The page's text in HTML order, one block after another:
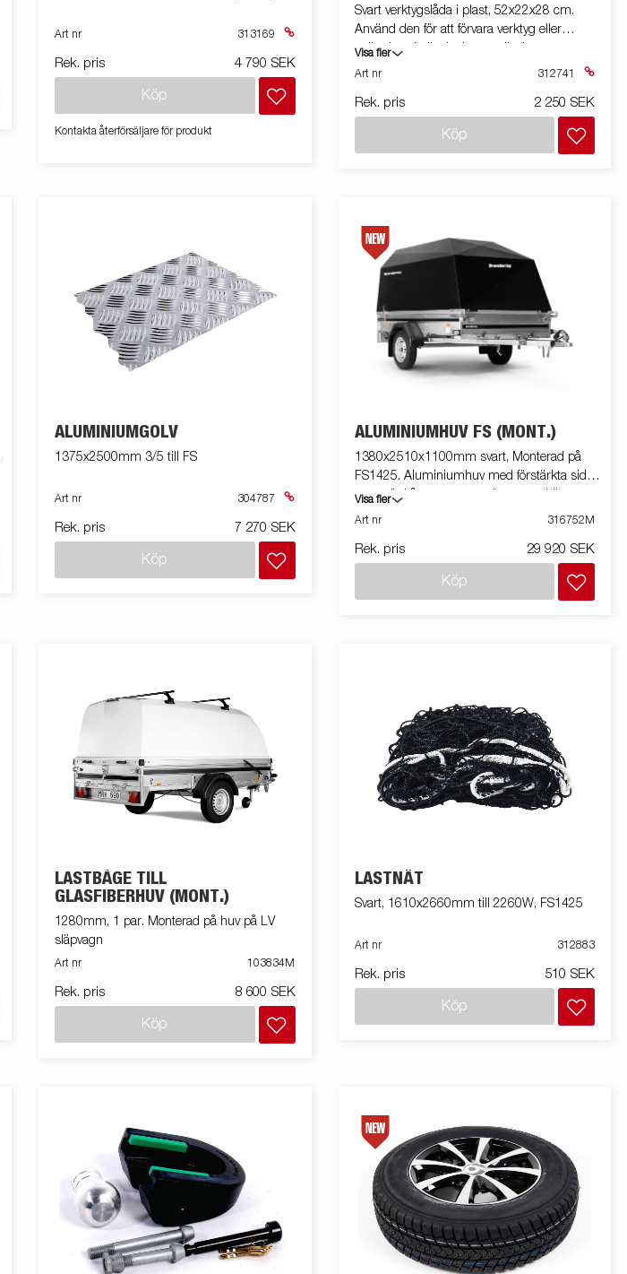
Art nr 313169
Rek. pris 4 790 SEK
Köp
Kontakta återförsäljare för produkt
Svart verktygslåda i plast, 52x22x28 cm.
Använd den för att förvara verktyg eller
spännband när det inte används.
Verktygslådan är utrustad med ett lås inkl.
monteringssats. Båt/Snö/universal modell
Visa fler
Art nr
312741
Rek. pris 2 250 SEK
Köp
ALUMINIUMGOLV
1375x2500mm 3/5 till FS
Art nr 304787
Rek. pris 7 270 SEK
Köp
ALUMINIUMHUV FS (MONT.)
1380x2510x1100mm svart, Monterad på
FS1425. Aluminiumhuv med förstärkta sidor
som gör kåpan tystare och mer stabil.
Visa fler
Art nr
316752M
Rek. pris 29 920 SEK
Köp
LASTBÅGE TILL
GLASFIBERHUV (MONT.)
1280mm, 1 par. Monterad på huv på LV
släpvagn
Art nr 103834M
Rek. pris 8 600 SEK
Köp
LASTNÄT
Svart, 1610x2660mm till 2260W, FS1425
Art nr 312883
Rek. pris 510 SEK
Köp